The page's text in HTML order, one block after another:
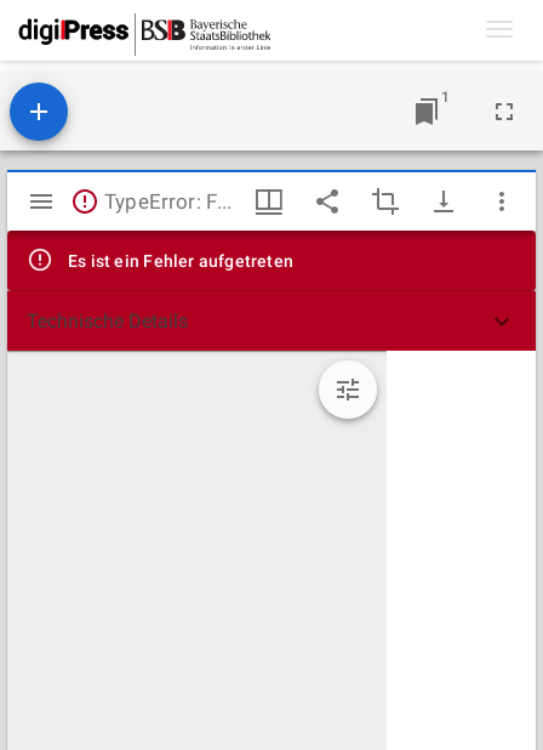
1
Mirador
Viewer
TypeError: Failed to fetch
Es ist ein Fehler aufgetreten
Technische Details